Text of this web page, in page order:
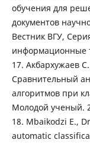
обучения для
документов
Вестник ВГУ,
информационные
17. Акбархужаев
Сравнительный
алгоритмов при
Молодой ученый.
18. Mbaikodzi E.,
automatic